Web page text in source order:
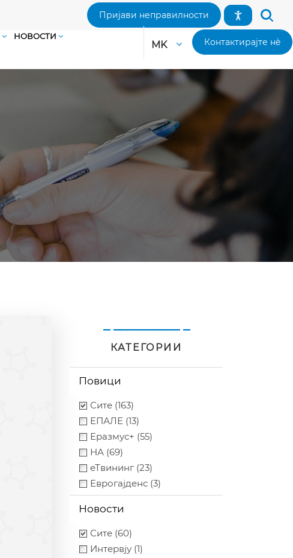
Пријави неправилности
НОВОСТИ
MK Контактирајте нè
_ __________ _
КАТЕГОРИИ
Повици
Сите (163)
ЕПАЛЕ (13)
Еразмус+ (55)
НА (69)
еТвининг (23)
Еврогајденс (3)
Новости
Сите (60)
Интервју (1)